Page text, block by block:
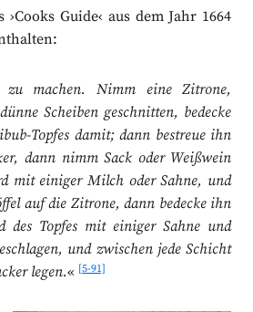
Guide‹ aus dem Jahr 1664
machen. Nimm eine Zitrone,
Scheiben geschnitten, bedecke
Topfes damit; dann bestreue ihn
dann nimm Sack oder Weißwein
mit einiger Milch oder Sahne, und
auf die Zitrone, dann bedecke ihn
des Topfes mit einiger Sahne und
und zwischen jede Schicht
legen.«[5-91]